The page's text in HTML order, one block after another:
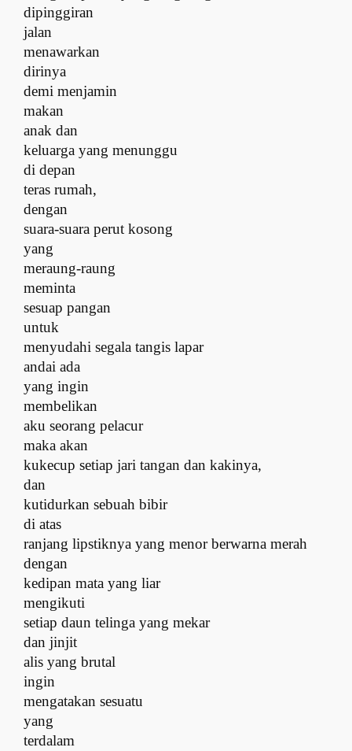
dipinggiran
jalan
menawarkan
dirinya
demi menjamin
makan
anak dan
keluarga yang menunggu
di depan
teras rumah,
dengan
suara-suara perut kosong
yang
meraung-raung
meminta
sesuap pangan
untuk
menyudahi segala tangis lapar
andai ada
yang ingin
membelikan
aku seorang pelacur
maka akan
kukecup setiap jari tangan dan kakinya,
dan
kutidurkan sebuah bibir
di atas
ranjang lipstiknya yang menor berwarna merah
dengan
kedipan mata yang liar
mengikuti
setiap daun telinga yang mekar
dan jinjit
alis yang brutal
ingin
mengatakan sesuatu
yang
terdalam